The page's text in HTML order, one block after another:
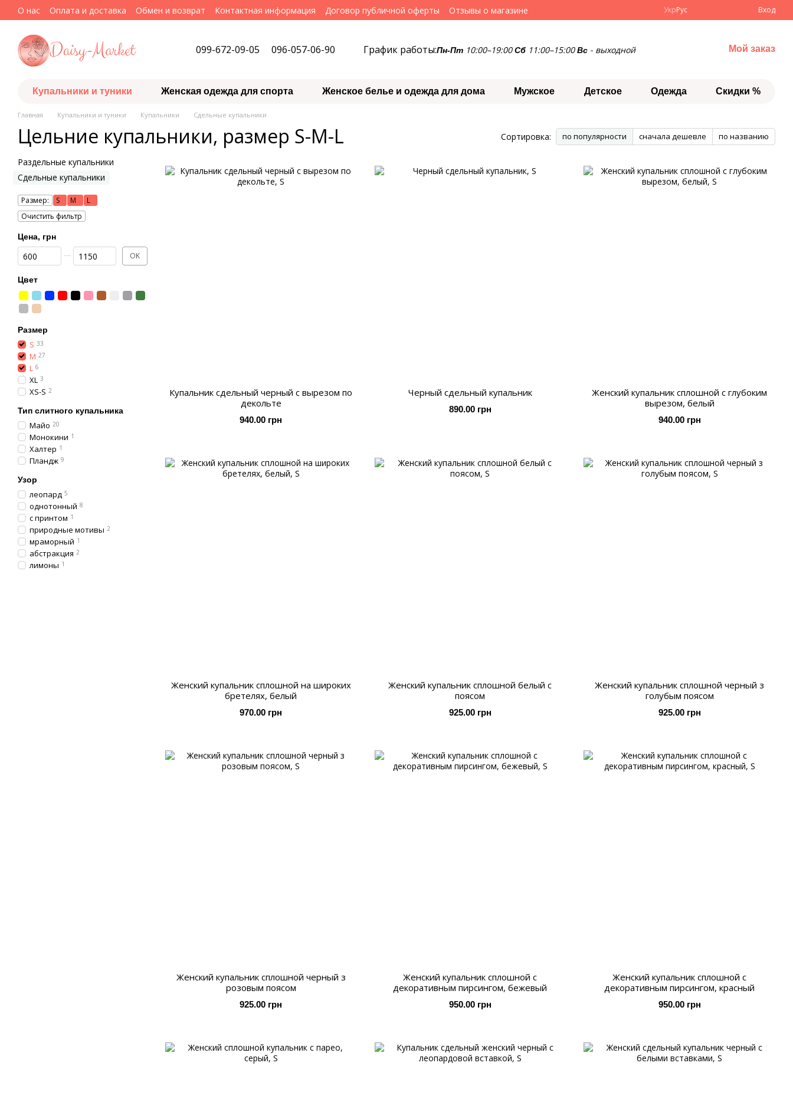
Перейти к основному контенту
О нас Оплата и доставка Обмен и возврат Контактная информация Договор публичной оферты Отзывы о магазине УкрРус Вход
099-672-09-05 096-057-06-90 График работы:Пн-Пт 10:00–19:00Сб 11:00–15:00Вс - выходной Мой заказ
Купальники и туники Женская одежда для спорта Женское белье и одежда для дома Мужское Детское Одежда Скидки %
Главная Купальники и туники Купальники Сдельные купальники
Цельние купальники, размер S-M-L Сортировка: по популярности сначала дешевле по названию
Купальник сдельный черный с вырезом по
декольте
940.00 грн
Черный сдельный купальник
890.00 грн
Женский купальник сплошной с глубоким
вырезом, белый
940.00 грн
Женский купальник сплошной на широких
бретелях, белый
970.00 грн
Женский купальник сплошной белый с
поясом
925.00 грн
Женский купальник сплошной черный з
голубым поясом
925.00 грн
Женский купальник сплошной черный з
розовым поясом
925.00 грн
Женский купальник сплошной с
декоративным пирсингом, бежевый
950.00 грн
Женский купальник сплошной с
декоративным пирсингом, красный
950.00 грн
Раздельные купальники
Сдельные купальники
Размер: S M
L
Очистить фильтр
Цена, грн
От Цена, грн
До Цена, грн OK
Цвет
Размер
S 33
M 27
L 6
XL 3
XS-S 2
Тип слитного купальника
Майо 20
Монокини 1
Халтер 1
Пландж 9
Узор
леопард 5
однотонный 8
с принтом 1
природные мотивы 2
мраморный 1
абстракция 2
лимоны 1